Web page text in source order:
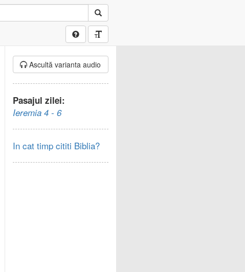
Ascultă varianta audio
Pasajul zilei:
Ieremia 4 - 6
In cat timp cititi Biblia?